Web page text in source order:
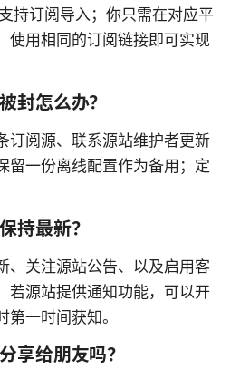
持订阅导入；你只需在对应平
使用相同的订阅链接即可实现
封怎么办？
订阅源、联系源站维护者更新
留一份离线配置作为备用；定
持最新？
、关注源站公告、以及启用客
若源站提供通知功能，可以开
一时间获知。
享给朋友吗？